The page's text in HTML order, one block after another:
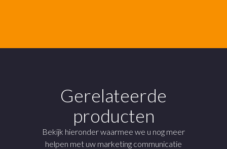
Gerelateerde
producten
Bekijk hieronder waarmee we u nog meer
helpen met uw marketing communicatie